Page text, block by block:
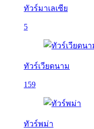
ทัวร์มาเลเซีย
5
ทัวร์เวียดนาม
159
ทัวร์พม่า